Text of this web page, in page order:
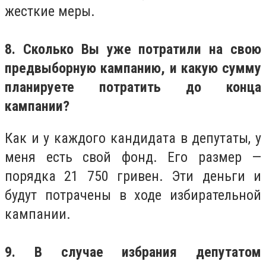
жесткие меры.
8. Сколько Вы уже потратили на свою
предвыборную кампанию, и какую сумму
планируете потратить до конца
кампании?
Как и у каждого кандидата в депутаты, у
меня есть свой фонд. Его размер —
порядка 21 750 гривен. Эти деньги и
будут потрачены в ходе избирательной
кампании.
9. В случае избрания депутатом